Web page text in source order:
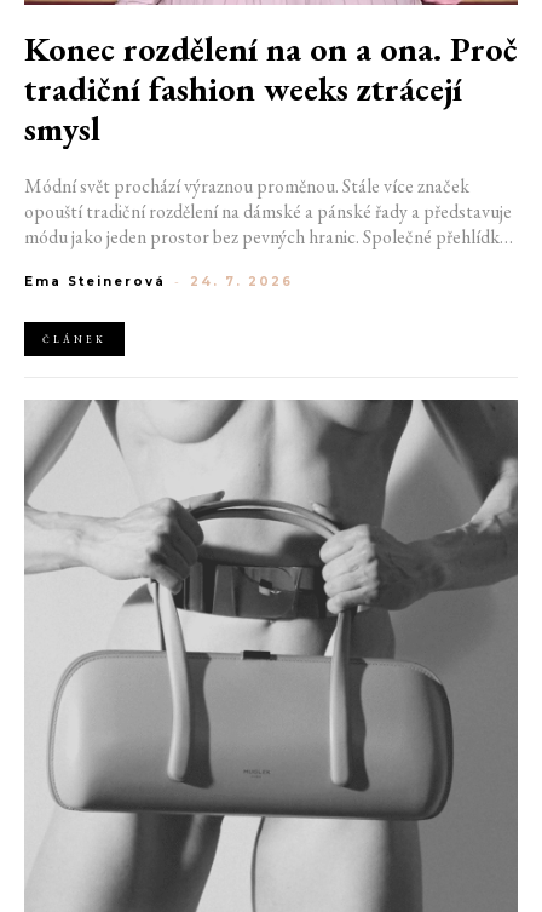
Konec rozdělení na on a ona. Proč
tradiční fashion weeks ztrácejí
smysl
Módní svět prochází výraznou proměnou. Stále více značek
opouští tradiční rozdělení na dámské a pánské řady a představuje
módu jako jeden prostor bez pevných hranic. Společné přehlídky,
klasické týdny módy mohou brzy vypadat úplně jinak.
Ema Steinerová - 24. 7. 2026
ČLÁNEK